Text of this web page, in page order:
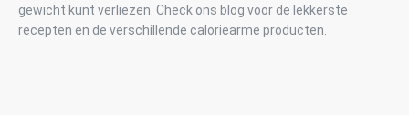
gewicht kunt verliezen. Check ons blog voor de lekkerste
recepten en de verschillende caloriearme producten.